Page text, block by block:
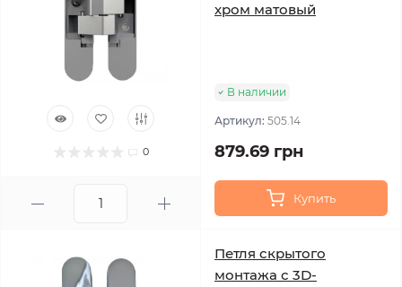
0
хром матовый
В наличии
Артикул: 505.14
879.69 грн
Купить
Петля скрытого
монтажа с 3D-